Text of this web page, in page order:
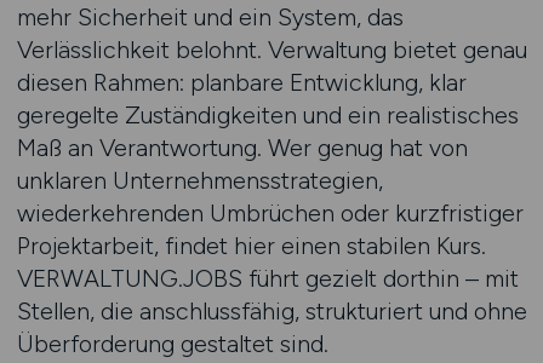
mehr Sicherheit und ein System, das
Verlässlichkeit belohnt. Verwaltung bietet genau
diesen Rahmen: planbare Entwicklung, klar
geregelte Zuständigkeiten und ein realistisches
Maß an Verantwortung. Wer genug hat von
unklaren Unternehmensstrategien,
wiederkehrenden Umbrüchen oder kurzfristiger
Projektarbeit, findet hier einen stabilen Kurs.
VERWALTUNG.JOBS führt gezielt dorthin – mit
Stellen, die anschlussfähig, strukturiert und ohne
Überforderung gestaltet sind.